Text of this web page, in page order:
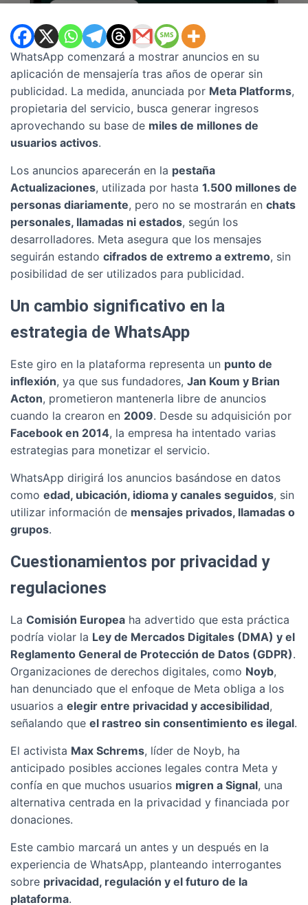
WhatsApp comenzará a mostrar anuncios en su
aplicación de mensajería tras años de operar sin
publicidad. La medida, anunciada por Meta Platforms,
propietaria del servicio, busca generar ingresos
aprovechando su base de miles de millones de
usuarios activos.
Los anuncios aparecerán en la pestaña
Actualizaciones, utilizada por hasta 1.500 millones de
personas diariamente, pero no se mostrarán en chats
personales, llamadas ni estados, según los
desarrolladores. Meta asegura que los mensajes
seguirán estando cifrados de extremo a extremo, sin
posibilidad de ser utilizados para publicidad.
Un cambio significativo en la
estrategia de WhatsApp
Este giro en la plataforma representa un punto de
inflexión, ya que sus fundadores, Jan Koum y Brian
Acton, prometieron mantenerla libre de anuncios
cuando la crearon en 2009. Desde su adquisición por
Facebook en 2014, la empresa ha intentado varias
estrategias para monetizar el servicio.
WhatsApp dirigirá los anuncios basándose en datos
como edad, ubicación, idioma y canales seguidos, sin
utilizar información de mensajes privados, llamadas o
grupos.
Cuestionamientos por privacidad y
regulaciones
La Comisión Europea ha advertido que esta práctica
podría violar la Ley de Mercados Digitales (DMA) y el
Reglamento General de Protección de Datos (GDPR).
Organizaciones de derechos digitales, como Noyb,
han denunciado que el enfoque de Meta obliga a los
usuarios a elegir entre privacidad y accesibilidad,
señalando que el rastreo sin consentimiento es ilegal.
El activista Max Schrems, líder de Noyb, ha
anticipado posibles acciones legales contra Meta y
confía en que muchos usuarios migren a Signal, una
alternativa centrada en la privacidad y financiada por
donaciones.
Este cambio marcará un antes y un después en la
experiencia de WhatsApp, planteando interrogantes
sobre privacidad, regulación y el futuro de la
plataforma.